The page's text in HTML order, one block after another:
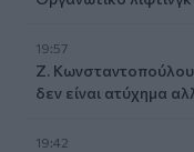
19:57
Ζ. Κωνσταντοπούλου
δεν είναι ατύχημα
19:42